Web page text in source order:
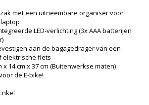
met een uitneembare organiser voor
LED-verlichting (3x AAA batterijen
aan de bagagedrager van een
elektrische fiets
x 14 cm x 37 cm (Buitenwerkse maten)
de E-bike!